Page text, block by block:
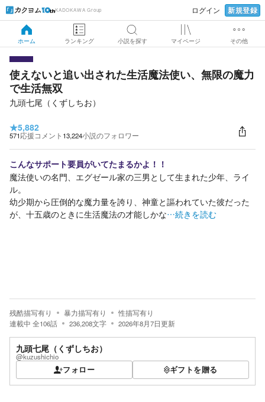
KADOKAWA Group ログイン 新規登録
ホーム ランキング 小説を探す マイページ その他
使えないと追い出された生活魔法使い、無限の魔力
で生活無双
九頭七尾（くずしちお）
★5,882
571応援コメント 13,224小説のフォロワー
こんなサポート要員がいてたまるかよ！！
魔法使いの名門、エグゼール家の三男として生まれた少年、ライ
ル。
幼少期から圧倒的な魔力量を誇り、神童と謳われていた彼だった
が、十五歳のときに生活魔法の才能しかな…続きを読む
残酷描写有り 暴力描写有り
性描写有り
連載中 全106話 236,208文字 2026年8月7日更新
九頭七尾（くずしちお）
@kuzushichio
フォロー ギフトを贈る